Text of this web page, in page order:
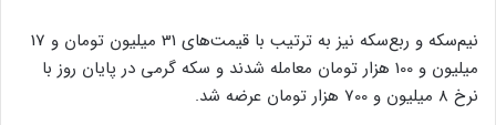
نیم‌سکه و ربع‌سکه نیز به ترتیب با قیمت‌های 31 میلیون تومان و 17
میلیون و 100 هزار تومان معامله شدند و سکه گرمی در پایان روز با
نرخ 8 میلیون و 700 هزار تومان عرضه شد.